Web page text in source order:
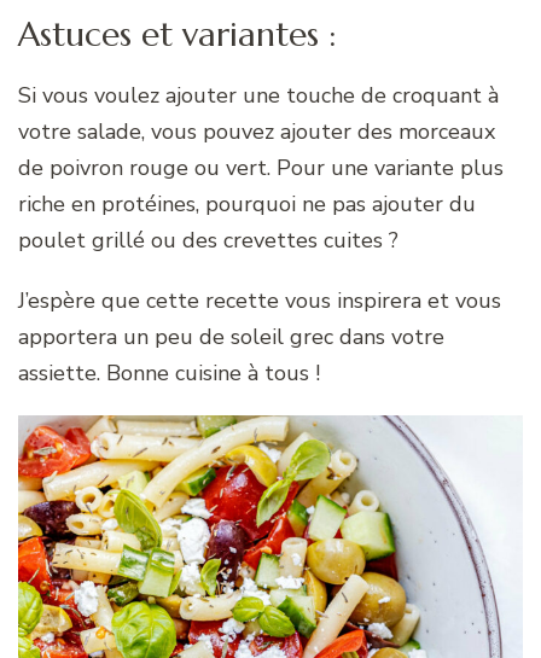
Astuces et variantes :
Si vous voulez ajouter une touche de croquant à
votre salade, vous pouvez ajouter des morceaux
de poivron rouge ou vert. Pour une variante plus
riche en protéines, pourquoi ne pas ajouter du
poulet grillé ou des crevettes cuites ?
J’espère que cette recette vous inspirera et vous
apportera un peu de soleil grec dans votre
assiette. Bonne cuisine à tous !